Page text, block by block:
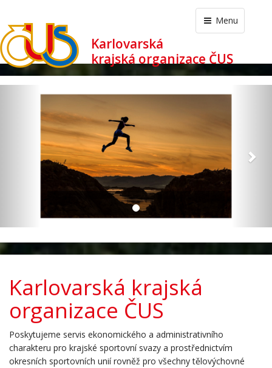
Menu
Karlovarská
krajská organizace ČUS
revious
Karlovarská krajská
organizace ČUS
Poskytujeme servis ekonomického a administrativního
charakteru pro krajské sportovní svazy a prostřednictvím
okresních sportovních unií rovněž pro všechny tělovýchovné